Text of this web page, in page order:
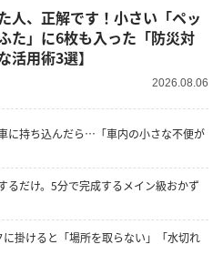
人、正解です！小さい「ペッ
た」に6枚も入った「防災対
活用術3選】
2026.08.06
に持ち込んだら…「車内の小さな不便が
るだけ。5分で完成するメイン級おかず
掛けると「場所を取らない」「水切れ